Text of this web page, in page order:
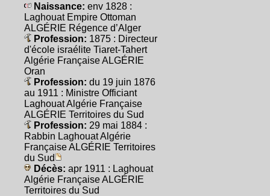
Naissance: env 1828 :
Laghouat Empire Ottoman
ALGÉRIE Régence d’Alger
Profession: 1875 : Directeur
d'école israélite Tiaret-Tahert
Algérie Française ALGÉRIE
Oran
Profession: du 19 juin 1876
au 1911 : Ministre Officiant
Laghouat Algérie Française
ALGÉRIE Territoires du Sud
Profession: 29 mai 1884 :
Rabbin Laghouat Algérie
Française ALGÉRIE Territoires
du Sud
Décès: apr 1911 : Laghouat
Algérie Française ALGÉRIE
Territoires du Sud